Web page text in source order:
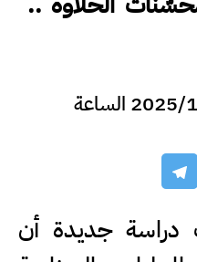
مدار الساعة ـ نشر في 2025/11/05 الساعة
دراسة جديدة أن